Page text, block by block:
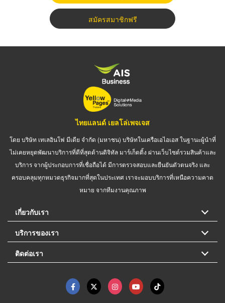
สมัครสมาชิกฟรี
ไทยแลนด์ เยลโล่เพจเจส
โดย บริษัท เทเลอินโฟ มีเดีย จำกัด (มหาชน) บริษัทในเครือเอไอเอส ในฐานะผู้นำที่
ไม่เคยหยุดพัฒนาบริการที่ดีที่สุดด้านดิจิทัล มาร์เก็ตติ้ง ผ่านเว็บไซต์รวมสินค้าและ
บริการ จากผู้ประกอบการที่เชื่อถือได้ มีการตรวจสอบและยืนยันตัวตนจริง และ
ครอบคลุมทุกหมวดธุรกิจมากที่สุดในประเทศ เราจะมอบบริการที่เหนือความคาด
หมาย จากทีมงานคุณภาพ
เกี่ยวกับเรา
บริการของเรา
ติดต่อเรา